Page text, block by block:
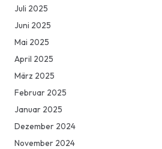
Juli 2025
Juni 2025
Mai 2025
April 2025
März 2025
Februar 2025
Januar 2025
Dezember 2024
November 2024